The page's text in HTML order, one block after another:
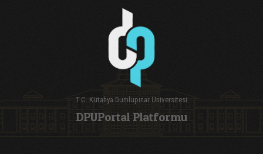
T.C. Kütahya Dumlupınar Üniversitesi
DPUPortal Platformu